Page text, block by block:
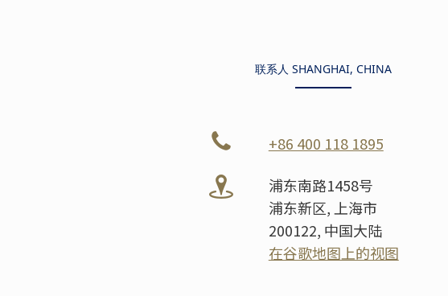
联系人 SHANGHAI, CHINA
+86 400 118 1895
浦东南路1458号
浦东新区, 上海市
200122, 中国大陆
在谷歌地图上的视图